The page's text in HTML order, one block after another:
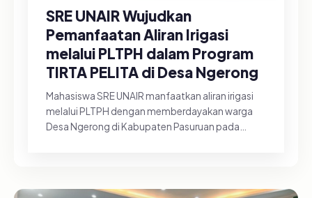
SRE UNAIR Wujudkan
Pemanfaatan Aliran Irigasi
melalui PLTPH dalam Program
TIRTA PELITA di Desa Ngerong
Mahasiswa SRE UNAIR manfaatkan aliran irigasi
melalui PLTPH dengan memberdayakan warga
Desa Ngerong di Kabupaten Pasuruan pada